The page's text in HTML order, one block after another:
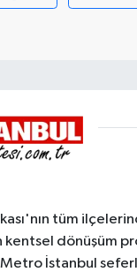
tüm
dönüşüm
İstanbul